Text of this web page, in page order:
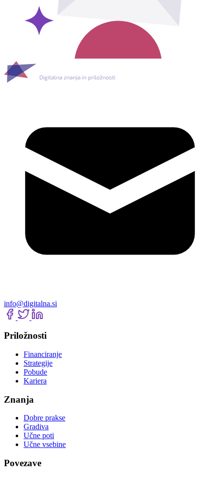
info@digitalna.si
Priložnosti
Financiranje
Strategije
Pobude
Kariera
Znanja
Dobre prakse
Gradiva
Učne poti
Učne vsebine
Povezave